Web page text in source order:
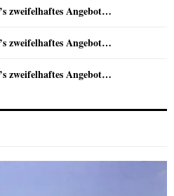
zweifelhaftes Angebot…
zweifelhaftes Angebot…
zweifelhaftes Angebot…